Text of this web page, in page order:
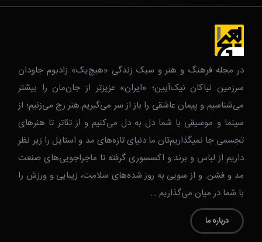
در مجله فرهنگ و هنر و سبک زندگی‌ «هیچ‌یک» زادبوم جاودان
سرزمین نیاکان نیک‌‌‌آیین؛ «ایران» عزیزتر از جان‌مان را بیشتر
می‌شناسیم و پیمان عاشقی را باز از سر می‌گیریم.هنر رج می‌زنیم؛ از
سینما و موسیقی با شما دل به دل می‌کنیم و از تئاتر تا هنرهای
تجسمی جا نمیگذاریم‌تان.ما دنیای تازه‌های مد و استایل را زیر نظر
داریم از لباس و برند و اکسسوری گرفته تا ماجراجویی‌های صنعت
مد و فشن. و از سویی به روز شده‌های سلامت، زیبایی و ورزش را
با شما در میان می‌گذاریم …
درباره ما